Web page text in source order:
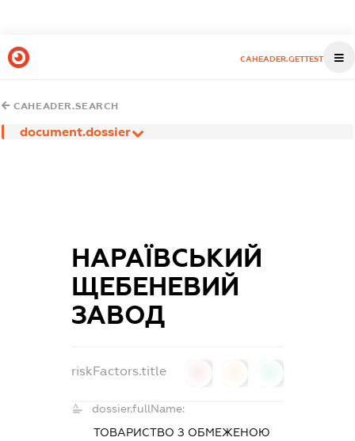
CAHEADER.GETTEST
CAHEADER.SEARCH
document.dossier
НАРАЇВСЬКИЙ
ЩЕБЕНЕВИЙ
ЗАВОД
riskFactors.title
dossier.fullName:
ТОВАРИСТВО З ОБМЕЖЕНОЮ